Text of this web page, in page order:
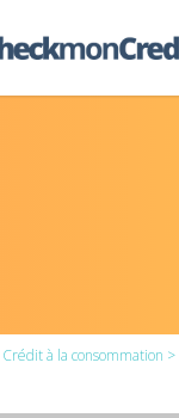
Crédit à la consommation >